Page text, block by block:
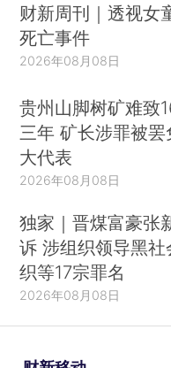
财新周刊｜透视女
死亡事件
2026年08月08日
贵州山脚树矿难致
三年 矿长涉罪被罢
大代表
2026年08月08日
独家｜晋煤富豪张
诉 涉组织领导黑社
织等17宗罪名
2026年08月08日